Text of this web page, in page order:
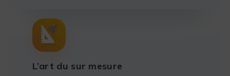
L’art du sur mesure